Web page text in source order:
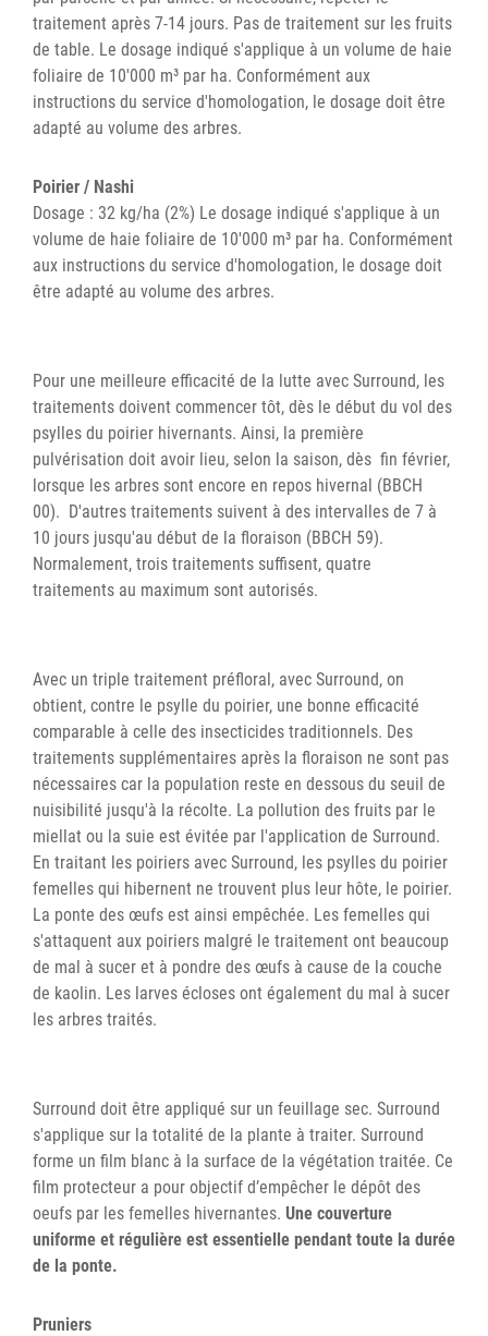
traitement après 7-14 jours. Pas de traitement sur les fruits
de table. Le dosage indiqué s'applique à un volume de haie
foliaire de 10'000 m³ par ha. Conformément aux
instructions du service d'homologation, le dosage doit être
adapté au volume des arbres.
Poirier / Nashi
Dosage : 32 kg/ha (2%) Le dosage indiqué s'applique à un
volume de haie foliaire de 10'000 m³ par ha. Conformément
aux instructions du service d'homologation, le dosage doit
être adapté au volume des arbres.
Pour une meilleure efficacité de la lutte avec Surround, les
traitements doivent commencer tôt, dès le début du vol des
psylles du poirier hivernants. Ainsi, la première
pulvérisation doit avoir lieu, selon la saison, dès fin février,
lorsque les arbres sont encore en repos hivernal (BBCH
00). D'autres traitements suivent à des intervalles de 7 à
10 jours jusqu'au début de la floraison (BBCH 59).
Normalement, trois traitements suffisent, quatre
traitements au maximum sont autorisés.
Avec un triple traitement préfloral, avec Surround, on
obtient, contre le psylle du poirier, une bonne efficacité
comparable à celle des insecticides traditionnels. Des
traitements supplémentaires après la floraison ne sont pas
nécessaires car la population reste en dessous du seuil de
nuisibilité jusqu'à la récolte. La pollution des fruits par le
miellat ou la suie est évitée par l'application de Surround.
En traitant les poiriers avec Surround, les psylles du poirier
femelles qui hibernent ne trouvent plus leur hôte, le poirier.
La ponte des œufs est ainsi empêchée. Les femelles qui
s'attaquent aux poiriers malgré le traitement ont beaucoup
de mal à sucer et à pondre des œufs à cause de la couche
de kaolin. Les larves écloses ont également du mal à sucer
les arbres traités.
Surround doit être appliqué sur un feuillage sec. Surround
s'applique sur la totalité de la plante à traiter. Surround
forme un film blanc à la surface de la végétation traitée. Ce
film protecteur a pour objectif d’empêcher le dépôt des
oeufs par les femelles hivernantes. Une couverture
uniforme et régulière est essentielle pendant toute la durée
de la ponte.
Pruniers